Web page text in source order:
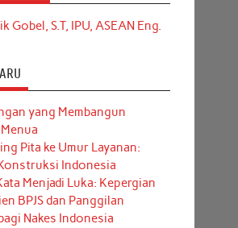
Gobel, S.T, IPU, ASEAN Eng.
yang Membangun
Pita ke Umur Layanan:
Indonesia
Menjadi Luka: Kepergian
BPJS dan Panggilan
Nakes Indonesia